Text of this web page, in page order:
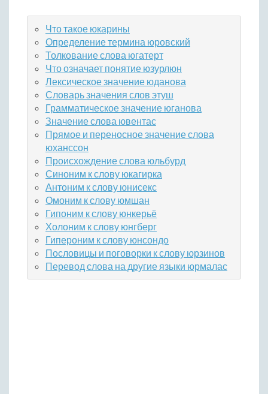
Что такое юкарины
Определение термина юровский
Толкование слова югатерт
Что означает понятие юзурлюн
Лексическое значение юданова
Словарь значения слов этуш
Грамматическое значение юганова
Значение слова ювентас
Прямое и переносное значение слова
юханссон
Происхождение слова юльбурд
Синоним к слову юкагирка
Антоним к слову юнисекс
Омоним к слову юмшан
Гипоним к слову юнкерьё
Холоним к слову юнгберг
Гипероним к слову юнсондо
Пословицы и поговорки к слову юрзинов
Перевод слова на другие языки юрмалас